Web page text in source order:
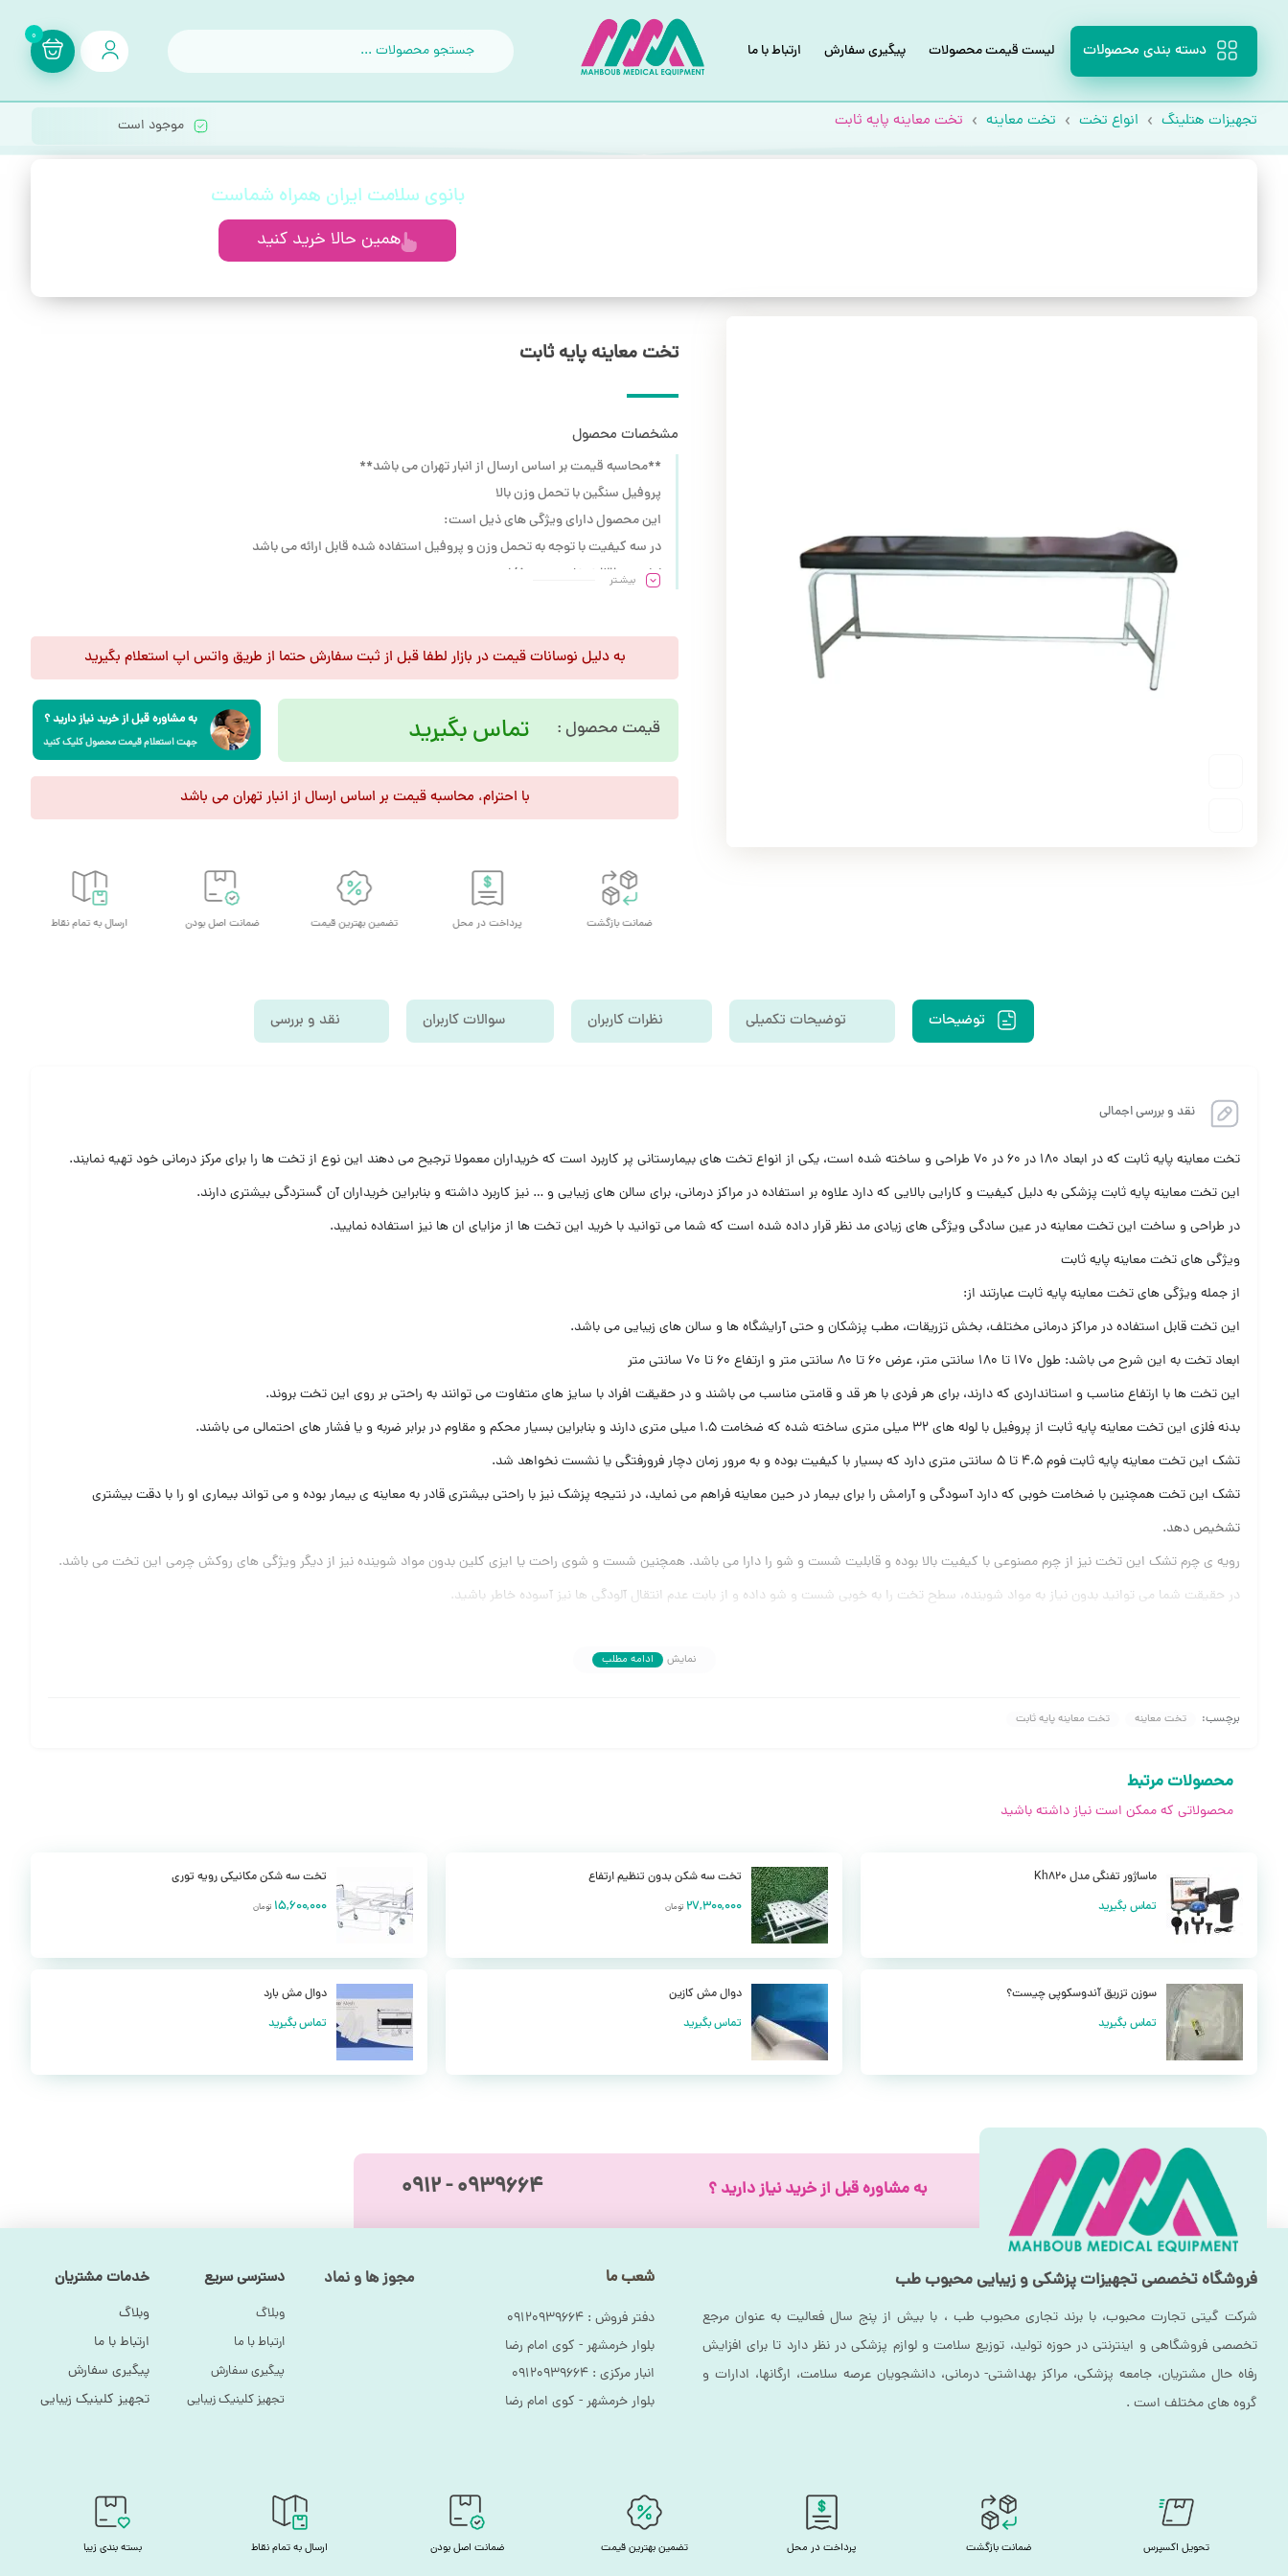
دسته بندی محصولات لیست قیمت محصولات پیگیری سفارش ارتباط با ما
0
تجهیزات هتلینگ انواع تخت تخت معاینه تخت معاینه پایه ثابت موجود است
بانوی سلامت ایران همراه شماست
همین حالا خرید کنید
تخت معاینه پایه ثابت
مشخصات محصول
**محاسبه قیمت بر اساس ارسال از انبار تهران می باشد**
پروفیل سنگین با تحمل وزن بالا
این محصول دارای ویژگی های ذیل است:
در سه کیفیت با توجه به تحمل وزن و پروفیل استفاده شده قابل ارائه می باشد
لوله 32mm ضخامت 1/5mm
کفی نئوپان
رنگبندی
ابر 30 کیلو
قابلیت شستشو
بیشـتر
به دلیل نوسانات قیمت در بازار لطفا قبل از ثبت سفارش حتما از طریق واتس اپ استعلام بگیرید
قیمت محصول : تماس بگیرید به مشاوره قبل از خرید نیاز دارید ؟
جهت استعلام قیمت محصول کلیک کنید
با احترام، محاسبه قیمت بر اساس ارسال از انبار تهران می باشد
ضمانت بازگشت پرداخت در محل تضمین بهترین قیمت ضمانت اصل بودن ارسال به تمام نقاط
توضیحات توضیحات تکمیلی نظرات کاربران سوالات کاربران نقد و بررسی
نقد و بررسی اجمالی
تخت معاینه پایه ثابت که در ابعاد 180 در 60 در 70 طراحی و ساخته شده است، یکی از انواع تخت های بیمارستانی پر کاربرد است که خریداران معمولا ترجیح می دهند این نوع از تخت ها را برای مرکز درمانی خود تهیه نمایند.
این تخت معاینه پایه ثابت پزشکی به دلیل کیفیت و کارایی بالایی که دارد علاوه بر استفاده در مراکز درمانی، برای سالن های زیبایی و … نیز کاربرد داشته و بنابراین خریداران آن گستردگی بیشتری دارند.
در طراحی و ساخت این تخت معاینه در عین سادگی ویژگی های زیادی مد نظر قرار داده شده است که شما می توانید با خرید این تخت ها از مزایای ان ها نیز استفاده نمایید.
ویژگی های تخت معاینه پایه ثابت
از جمله ویژگی های تخت معاینه پایه ثابت عبارتند از:
این تخت قابل استفاده در مراکز درمانی مختلف، بخش تزریقات، مطب پزشکان و حتی آرایشگاه ها و سالن های زیبایی می باشد.
ابعاد تخت به این شرح می باشد: طول 170 تا 180 سانتی متر، عرض 60 تا 80 سانتی متر و ارتفاع 60 تا 70 سانتی متر
این تخت ها با ارتفاع مناسب و استانداردی که دارند، برای هر فردی با هر قد و قامتی مناسب می باشند و در حقیقت افراد با سایز های متفاوت می توانند به راحتی بر روی این تخت بروند.
بدنه فلزی این تخت معاینه پایه ثابت از پروفیل با لوله های 32 میلی متری ساخته شده که ضخامت 1.5 میلی متری دارند و بنابراین بسیار محکم و مقاوم در برابر ضربه و یا فشار های احتمالی می باشند.
تشک این تخت معاینه پایه ثابت فوم 4.5 تا 5 سانتی متری دارد که بسیار با کیفیت بوده و به مرور زمان دچار فرورفتگی یا نشست نخواهد شد.
تشک این تخت همچنین با ضخامت خوبی که دارد آسودگی و آرامش را برای بیمار در حین معاینه فراهم می نماید، در نتیجه پزشک نیز با راحتی بیشتری قادر به معاینه ی بیمار بوده و می تواند بیماری او را با دقت بیشتری
تشخیص دهد.
رویه ی چرم تشک این تخت نیز از چرم مصنوعی با کیفیت بالا بوده و قابلیت شست و شو را دارا می باشد. همچنین شست و شوی راحت یا ایزی کلین بدون مواد شوینده نیز از دیگر ویژگی های روکش چرمی این تخت می باشد.
در حقیقت شما می توانید بدون نیاز به مواد شوینده، سطح تخت را به خوبی شست و شو داده و از بابت عدم انتقال آلودگی ها نیز آسوده خاطر باشید.
بدنه ی فلزی این تخت دارای پوشش رنگ الکتررواستاتیک بوده و زیبایی خاصی را برای محصول به ارمغان آورده است.
این تخت با ابعاد و اندازه های مناسب به گونه ای طراحی شده است که قابلیت نصب کشو و یا کمد را نیز دارا بوده و شما می توانید با خرید این تخت، به دلخواه در هر سمتی از تخت، کشو ها یا کمد هایی را نصب نمایید.
این محصول در رنگ بندی متفاوتی تولید و عرضه می شود که شما می توانید به دلخواه از رنگ های زیبا و جذاب آن خریداری نموده و با دکوراسیون خود ست نمایید.
نمایش ادامه مطلب
برچسب: تخت معاینه تخت معاینه پایه ثابت
محصولات مرتبط
محصولاتی که ممکن است نیاز داشته باشید
ماساژور تفنگی مدل Kh820
تماس بگیرید
تخت سه شکن بدون تنظیم ارتفاع
27,300,000 تومان
تخت سه شکن مکانیکی رویه توری
15,600,000 تومان
سوزن تزریق آندوسکوپی چیست؟
تماس بگیرید
دوال مش کازین
تماس بگیرید
دوال مش بارد
تماس بگیرید
به مشاوره قبل از خرید نیاز دارید ؟ ۰۹۳۹۶۶۴ - ۰۹۱۲
فروشگاه تخصصی تجهیزات پزشکی و زیبایی محبوب طب
شرکت گیتی تجارت محبوب، با برند تجاری محبوب طب ، با بیش از پنج سال فعالیت به عنوان مرجع
تخصصی فروشگاهی و اینترنتی در حوزه تولید، توزیع سلامت و لوازم پزشکی در نظر دارد تا برای افزایش
رفاه حال مشتریان، جامعه پزشکی، مراکز بهداشتی- درمانی، دانشجویان عرصه سلامت، ارگانها، ادارات و
گروه های مختلف است .
شعب ما
دفتر فروش :‌ ۰۹۱۲۰۹۳۹۶۶۴
بلوار خرمشهر - کوی امام رضا
انبار مرکزی :‌ ۰۹۱۲۰۹۳۹۶۶۴
بلوار خرمشهر - کوی امام رضا
مجوز ها و نماد دسترسی سریع
وبلاگ
ارتباط با ما
پیگیری سفارش
تجهیز کلینیک زیبایی
خدمات مشتریان
وبلاگ
ارتباط با ما
پیگیری سفارش
تجهیز کلینیک زیبایی
تحویل اکسپرس ضمانت بازگشت پرداخت در محل تضمین بهترین قیمت ضمانت اصل بودن ارسال به تمام نقاط بسته بندی زیبا